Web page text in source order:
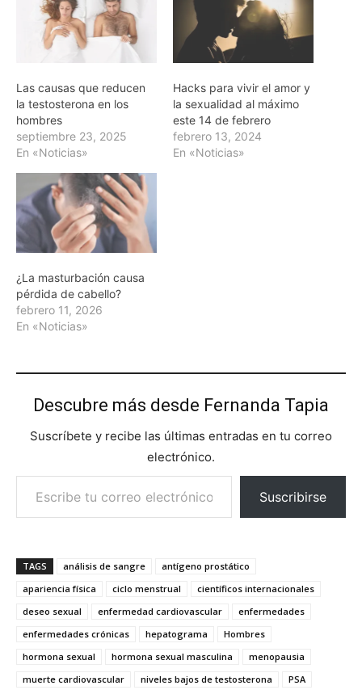
Las causas que reducen
la testosterona en los
hombres
septiembre 23, 2025
En «Noticias»
Hacks para vivir el amor y
la sexualidad al máximo
este 14 de febrero
febrero 13, 2024
En «Noticias»
¿La masturbación causa
pérdida de cabello?
febrero 11, 2026
En «Noticias»
Descubre más desde Fernanda Tapia
Suscríbete y recibe las últimas entradas en tu correo
electrónico.
Escribe tu correo electrónico…
Suscribirse
TAGS análisis de sangre
antígeno prostático
apariencia física
ciclo menstrual
científicos internacionales
deseo sexual
enfermedad cardiovascular
enfermedades
enfermedades crónicas
hepatograma
Hombres
hormona sexual
hormona sexual masculina
menopausia
muerte cardiovascular
niveles bajos de testosterona
PSA